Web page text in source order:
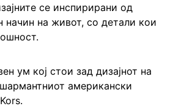
се инспирирани од
начин на живот, со детали кои
ум кој стои зад дизајнот на
американски